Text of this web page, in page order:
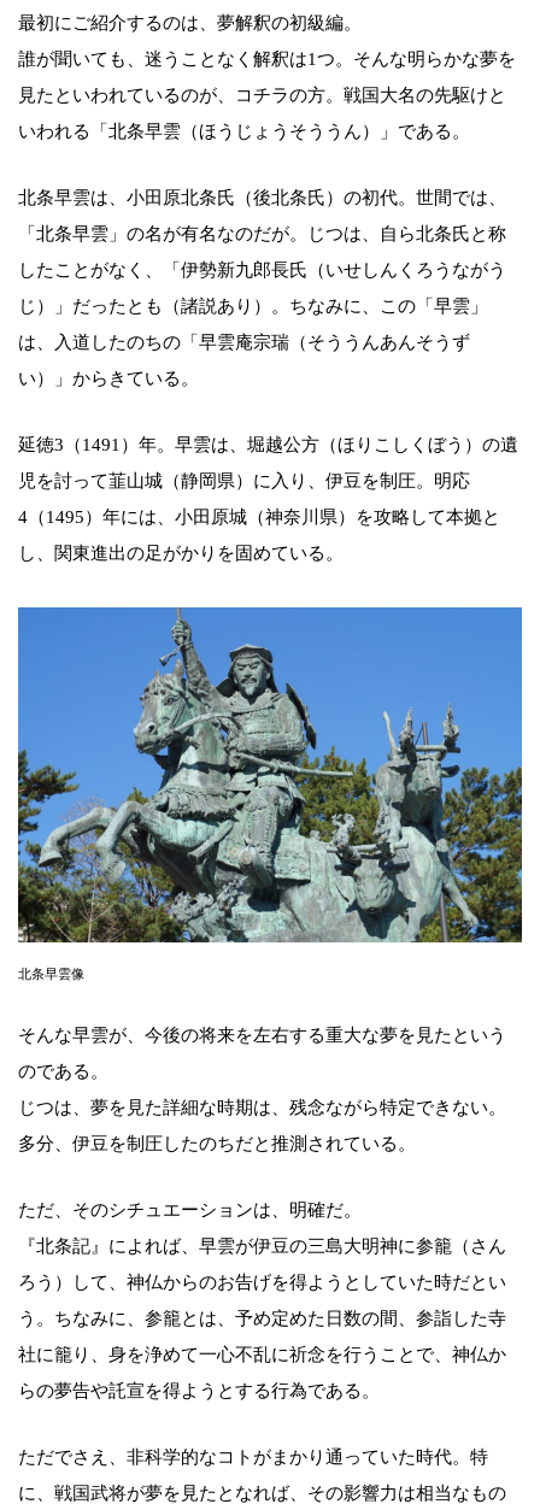
最初にご紹介するのは、夢解釈の初級編。
誰が聞いても、迷うことなく解釈は1つ。そんな明らかな夢を
見たといわれているのが、コチラの方。戦国大名の先駆けと
いわれる「北条早雲（ほうじょうそううん）」である。
北条早雲は、小田原北条氏（後北条氏）の初代。世間では、
「北条早雲」の名が有名なのだが。じつは、自ら北条氏と称
したことがなく、「伊勢新九郎長氏（いせしんくろうながう
じ）」だったとも（諸説あり）。ちなみに、この「早雲」
は、入道したのちの「早雲庵宗瑞（そううんあんそうず
い）」からきている。
延徳3（1491）年。早雲は、堀越公方（ほりこしくぼう）の遺
児を討って韮山城（静岡県）に入り、伊豆を制圧。明応
4（1495）年には、小田原城（神奈川県）を攻略して本拠と
し、関東進出の足がかりを固めている。
北条早雲像
そんな早雲が、今後の将来を左右する重大な夢を見たという
のである。
じつは、夢を見た詳細な時期は、残念ながら特定できない。
多分、伊豆を制圧したのちだと推測されている。
ただ、そのシチュエーションは、明確だ。
『北条記』によれば、早雲が伊豆の三島大明神に参籠（さん
ろう）して、神仏からのお告げを得ようとしていた時だとい
う。ちなみに、参籠とは、予め定めた日数の間、参詣した寺
社に籠り、身を浄めて一心不乱に祈念を行うことで、神仏か
らの夢告や託宣を得ようとする行為である。
ただでさえ、非科学的なコトがまかり通っていた時代。特
に、戦国武将が夢を見たとなれば、その影響力は相当なもの